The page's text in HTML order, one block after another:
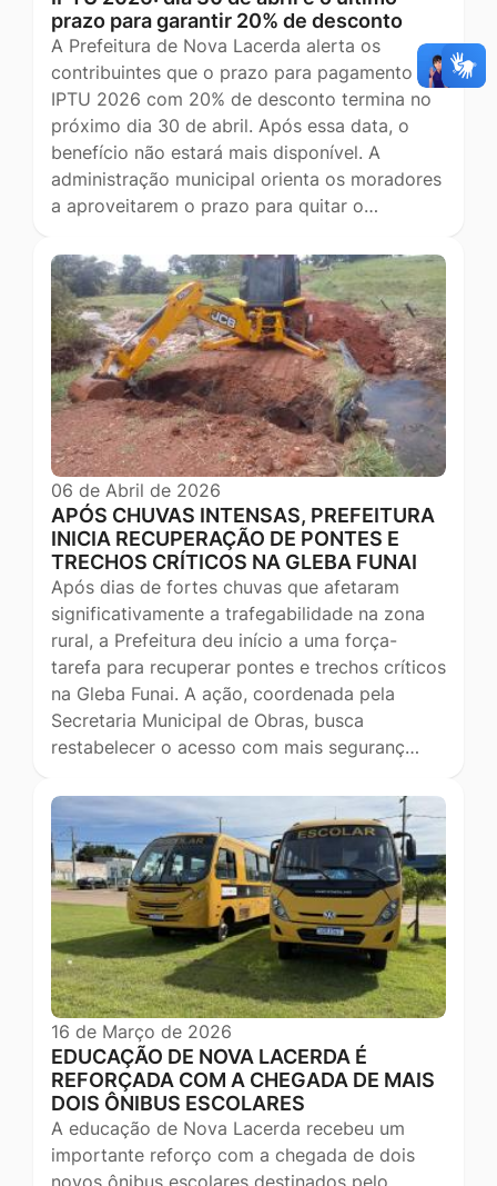
prazo para garantir 20% de desconto
A Prefeitura de Nova Lacerda alerta os
contribuintes que o prazo para pagamento do
IPTU 2026 com 20% de desconto termina no
próximo dia 30 de abril. Após essa data, o
benefício não estará mais disponível. A
administração municipal orienta os moradores
a aproveitarem o prazo para quitar o…
06 de Abril de 2026
APÓS CHUVAS INTENSAS, PREFEITURA
INICIA RECUPERAÇÃO DE PONTES E
TRECHOS CRÍTICOS NA GLEBA FUNAI
Após dias de fortes chuvas que afetaram
significativamente a trafegabilidade na zona
rural, a Prefeitura deu início a uma força-
tarefa para recuperar pontes e trechos críticos
na Gleba Funai. A ação, coordenada pela
Secretaria Municipal de Obras, busca
restabelecer o acesso com mais seguranç…
16 de Março de 2026
EDUCAÇÃO DE NOVA LACERDA É
REFORÇADA COM A CHEGADA DE MAIS
DOIS ÔNIBUS ESCOLARES
A educação de Nova Lacerda recebeu um
importante reforço com a chegada de dois